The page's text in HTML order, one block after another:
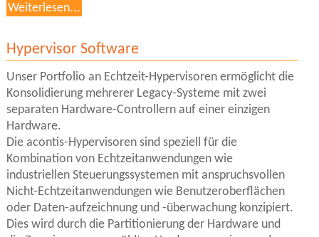
Weiterlesen...
Hypervisor Software
Unser Portfolio an Echtzeit-Hypervisoren ermöglicht die
Konsolidierung mehrerer Legacy-Systeme mit zwei
separaten Hardware-Controllern auf einer einzigen
Hardware.
Die acontis-Hypervisoren sind speziell für die
Kombination von Echtzeitanwendungen wie
industriellen Steuerungssystemen mit anspruchsvollen
Nicht-Echtzeitanwendungen wie Benutzeroberflächen
oder Daten-aufzeichnung und -überwachung konzipiert.
Dies wird durch die Partitionierung der Hardware und